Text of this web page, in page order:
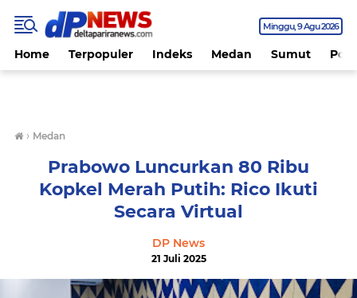
Minggu 9 Agu 2026
Home Terpopuler Indeks Medan Sumut
› Medan
Prabowo Luncurkan 80 Ribu
Kopkel Merah Putih: Rico Ikuti
Secara Virtual
DP News
21 Juli 2025